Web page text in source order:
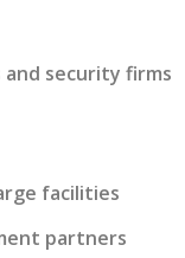
security firms
facilities
partners